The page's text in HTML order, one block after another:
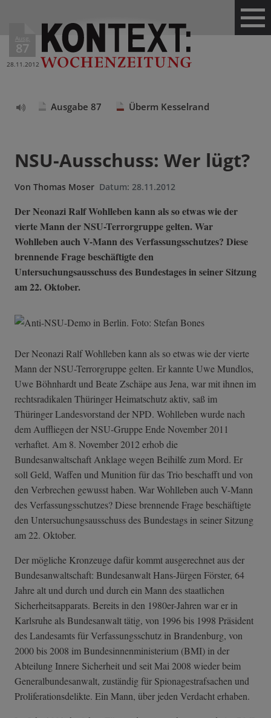
Ausg.
87
28.11.2012
Ausgabe 87 Überm Kesselrand
NSU-Ausschuss: Wer lügt?
Von Thomas Moser Datum: 28.11.2012
Der Neonazi Ralf Wohlleben kann als so etwas wie der
vierte Mann der NSU-Terrorgruppe gelten. War
Wohlleben auch V-Mann des Verfassungsschutzes? Diese
brennende Frage beschäftigte den
Untersuchungsausschuss des Bundestages in seiner Sitzung
am 22. Oktober.
Der Neonazi Ralf Wohlleben kann als so etwas wie der vierte
Mann der NSU-Terrorgruppe gelten. Er kannte Uwe Mundlos,
Uwe Böhnhardt und Beate Zschäpe aus Jena, war mit ihnen im
rechtsradikalen Thüringer Heimatschutz aktiv, saß im
Thüringer Landesvorstand der NPD. Wohlleben wurde nach
dem Auffliegen der NSU-Gruppe Ende November 2011
verhaftet. Am 8. November 2012 erhob die
Bundesanwaltschaft Anklage wegen Beihilfe zum Mord. Er
soll Geld, Waffen und Munition für das Trio beschafft und von
den Verbrechen gewusst haben. War Wohlleben auch V-Mann
des Verfassungsschutzes? Diese brennende Frage beschäftigte
den Untersuchungsausschuss des Bundestags in seiner Sitzung
am 22. Oktober.
Der mögliche Kronzeuge dafür kommt ausgerechnet aus der
Bundesanwaltschaft: Bundesanwalt Hans-Jürgen Förster, 64
Jahre alt und durch und durch ein Mann des staatlichen
Sicherheitsapparats. Bereits in den 1980er-Jahren war er in
Karlsruhe als Bundesanwalt tätig, von 1996 bis 1998 Präsident
des Landesamts für Verfassungsschutz in Brandenburg, von
2000 bis 2008 im Bundesinnenministerium (BMI) in der
Abteilung Innere Sicherheit und seit Mai 2008 wieder beim
Generalbundesanwalt, zuständig für Spionagestrafsachen und
Proliferationsdelikte. Ein Mann, über jeden Verdacht erhaben.